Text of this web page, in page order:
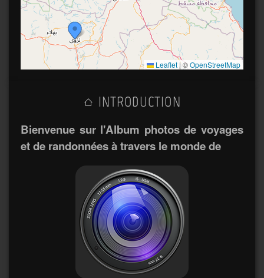
Leaflet |©OpenStreetMap
INTRODUCTION
Bienvenue sur l'Album photos de voyages
et de randonnées à travers le monde de